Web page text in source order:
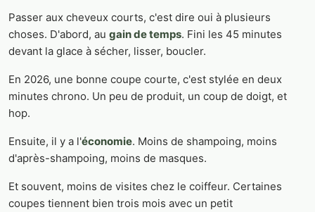
Passer aux cheveux courts, c'est dire oui à plusieurs
choses. D'abord, au gain de temps. Fini les 45 minutes
devant la glace à sécher, lisser, boucler.
En 2026, une bonne coupe courte, c'est stylée en deux
minutes chrono. Un peu de produit, un coup de doigt, et
hop.
Ensuite, il y a l'économie. Moins de shampoing, moins
d'après-shampoing, moins de masques.
Et souvent, moins de visites chez le coiffeur. Certaines
coupes tiennent bien trois mois avec un petit